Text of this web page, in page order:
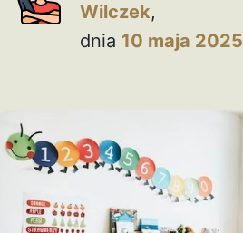
Wilczek,
dnia 10 maja 2025